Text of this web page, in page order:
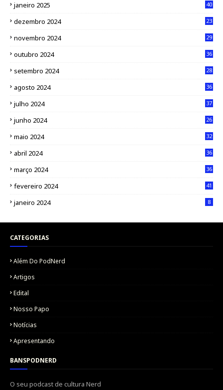
janeiro 2025 40
dezembro 2024 23
novembro 2024 29
outubro 2024 36
setembro 2024 28
agosto 2024 36
julho 2024 37
junho 2024 26
maio 2024 32
abril 2024 36
março 2024 36
fevereiro 2024 41
janeiro 2024 8
CATEGORIAS
Além Do PodNerd
Artigos
Edital
Nosso Papo
Notícias
Apresentando
BANSPODNERD
O seu podcast de cultura Nerd